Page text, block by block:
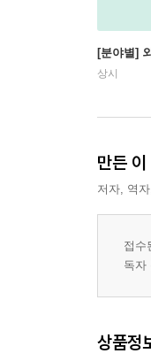
[분야별]
상시
만든
저자, 역
접수
독자
상품정